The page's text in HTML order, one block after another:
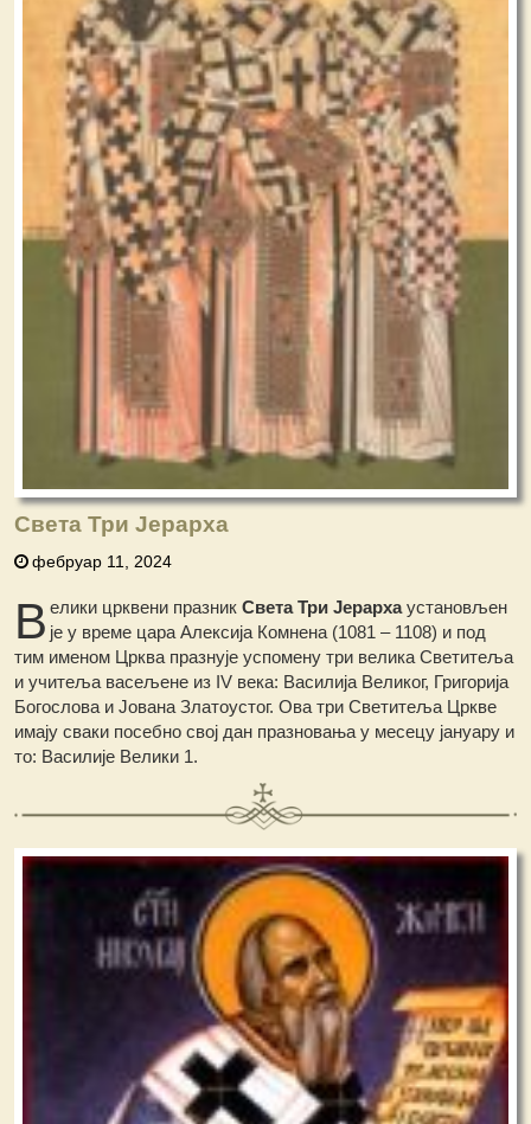
Света Три Јерарха
фебруар 11, 2024
В елики црквени празникСвета Три Јерархаустановљен
је у време цара Алексија Комнена (1081 – 1108) и под
тим именом Црква празнује успомену три велика Светитеља
и учитеља васељене из IV века: Василија Великог, Григорија
Богослова и Јована Златоустог. Ова три Светитеља Цркве
имају сваки посебно свој дан празновања у месецу јануару и
то: Василије Велики 1.